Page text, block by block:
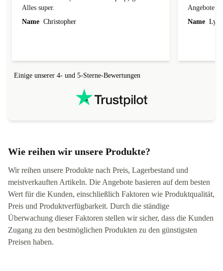
Alles super.
Name Christopher
Angebote
Name
Einige unserer 4- und 5-Sterne-Bewertungen
Wie reihen wir unsere Produkte?
Wir reihen unsere Produkte nach Preis, Lagerbestand und
meistverkauften Artikeln. Die Angebote basieren auf dem besten
Wert für die Kunden, einschließlich Faktoren wie Produktqualität,
Preis und Produktverfügbarkeit. Durch die ständige
Überwachung dieser Faktoren stellen wir sicher, dass die Kunden
Zugang zu den bestmöglichen Produkten zu den günstigsten
Preisen haben.